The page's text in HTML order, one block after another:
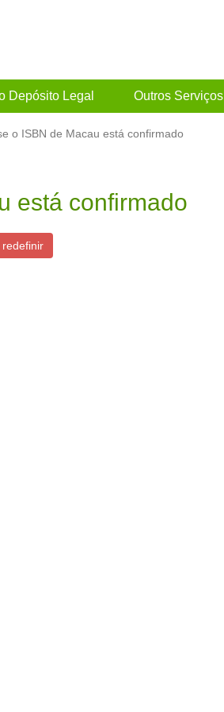
Depósito Legal Outros Serviços
o ISBN de Macau está confirmado
está confirmado
redefinir